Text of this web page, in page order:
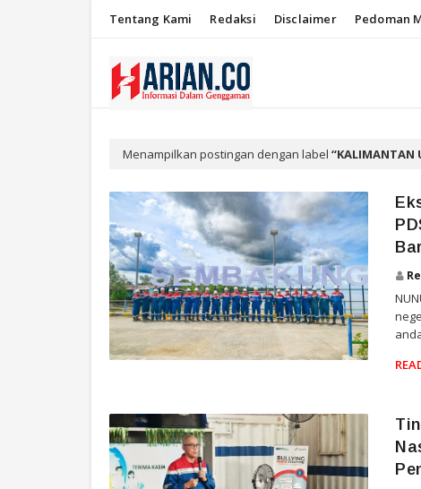
Tentang Kami Redaksi Disclaimer Pedoman
Menampilkan postingan dengan label KALIMANTAN